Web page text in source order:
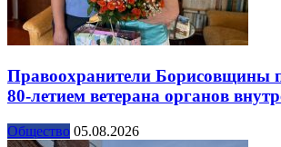
Правоохранители Борисовщины
80-летием ветерана органов
Общество 05.08.2026